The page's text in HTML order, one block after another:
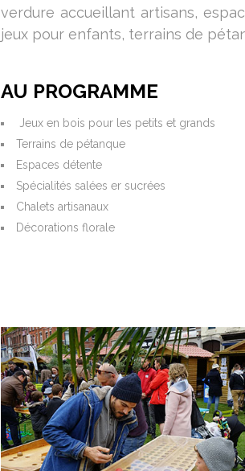
verdure accueillant artisans,
jeux pour enfants, terrains de
AU PROGRAMME
Jeux en bois pour les petits et grands
Terrains de pétanque
Espaces détente
Spécialités salées er sucrées
Chalets artisanaux
Décorations florale